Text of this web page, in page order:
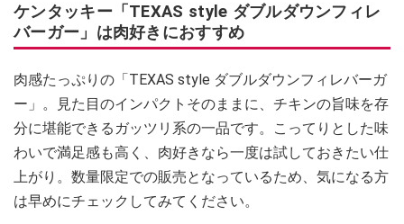
ケンタッキー「TEXAS style ダブルダウンフィレ
バーガー」は肉好きにおすすめ
肉感たっぷりの「TEXAS style ダブルダウンフィレバーガ
ー」。見た目のインパクトそのままに、チキンの旨味を存
分に堪能できるガッツリ系の一品です。こってりとした味
わいで満足感も高く、肉好きなら一度は試しておきたい仕
上がり。数量限定での販売となっているため、気になる方
は早めにチェックしてみてください。